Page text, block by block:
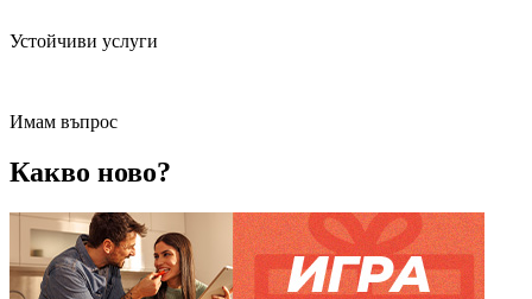
Устойчиви услуги
Имам въпрос
Какво ново?